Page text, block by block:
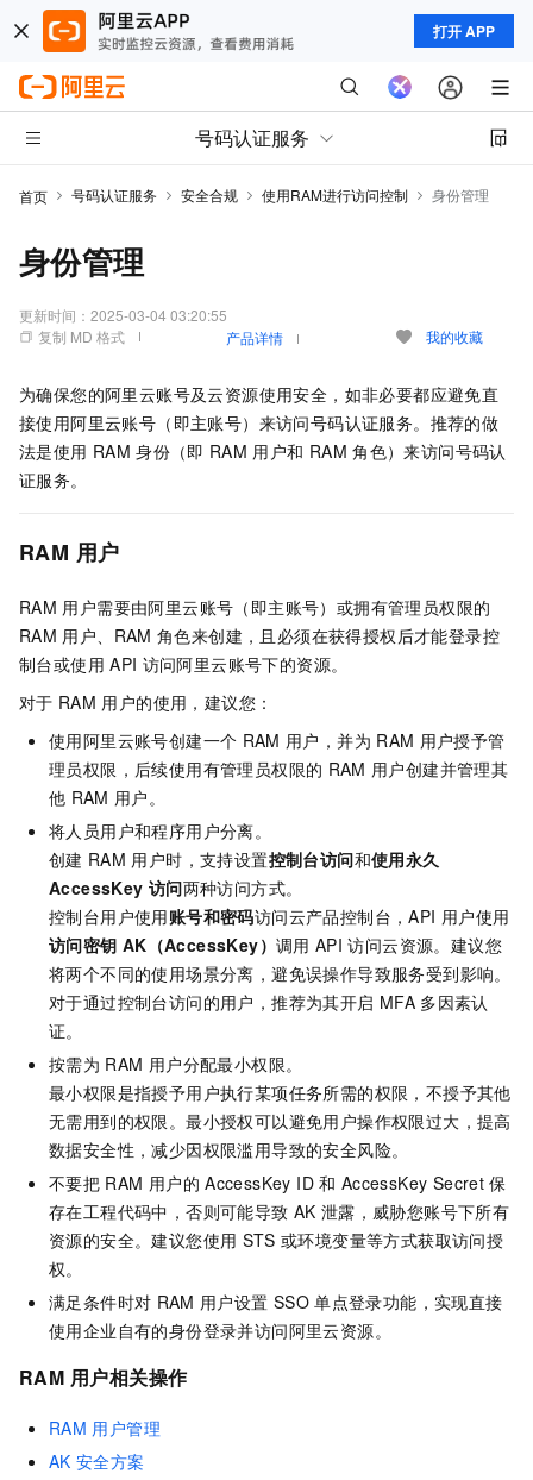
打开 APP
号码认证服务
首页 号码认证服务 安全合规 使用RAM进行访问控制 身份管理
身份管理
更新时间： 2025-03-04 03:20:55
复制 MD 格式
产品详情 我的收藏
为确保您的阿里云账号及云资源使用安全，如非必要都应避免直
接使用阿里云账号（即主账号）来访问号码认证服务。推荐的做
法是使用 RAM 身份（即 RAM 用户和 RAM 角色）来访问号码认
证服务。
RAM 用户
RAM 用户需要由阿里云账号（即主账号）或拥有管理员权限的
RAM 用户、RAM 角色来创建，且必须在获得授权后才能登录控
制台或使用 API 访问阿里云账号下的资源。
对于 RAM 用户的使用，建议您：
使用阿里云账号创建一个 RAM 用户，并为 RAM 用户授予管
理员权限，后续使用有管理员权限的 RAM 用户创建并管理其
他 RAM 用户。
将人员用户和程序用户分离。
创建 RAM 用户时，支持设置控制台访问和使用永久
AccessKey 访问两种访问方式。
控制台用户使用账号和密码访问云产品控制台，API 用户使用
访问密钥 AK（AccessKey） 调用 API 访问云资源。建议您
将两个不同的使用场景分离，避免误操作导致服务受到影响。
对于通过控制台访问的用户，推荐为其开启 MFA 多因素认
证。
按需为 RAM 用户分配最小权限。
最小权限是指授予用户执行某项任务所需的权限，不授予其他
无需用到的权限。最小授权可以避免用户操作权限过大，提高
数据安全性，减少因权限滥用导致的安全风险。
不要把 RAM 用户的 AccessKey ID 和 AccessKey Secret 保
存在工程代码中，否则可能导致 AK 泄露，威胁您账号下所有
资源的安全。建议您使用 STS 或环境变量等方式获取访问授
权。
满足条件时对 RAM 用户设置 SSO 单点登录功能，实现直接
使用企业自有的身份登录并访问阿里云资源。
RAM 用户相关操作
RAM 用户管理
AK 安全方案